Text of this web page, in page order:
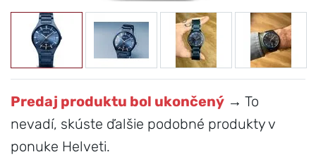
Predaj produktu bol ukončený → To
nevadí, skúste ďalšie podobné produkty v
ponuke Helveti.